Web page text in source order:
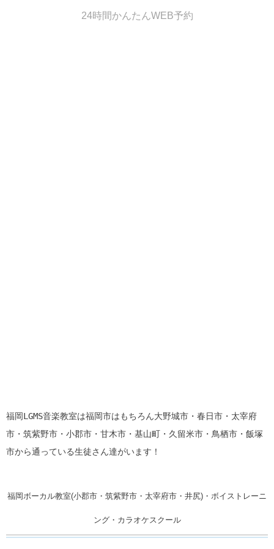
24時間かんたんWEB予約
福岡LGMS音楽教室は福岡市はもちろん大野城市・春日市・太宰府
市・筑紫野市・小郡市・甘木市・基山町・久留米市・鳥栖市・飯塚
市から通っている生徒さん達がいます！
福岡ボーカル教室(小郡市・筑紫野市・太宰府市・井尻)・ボイストレーニ
ング・カラオケスクール